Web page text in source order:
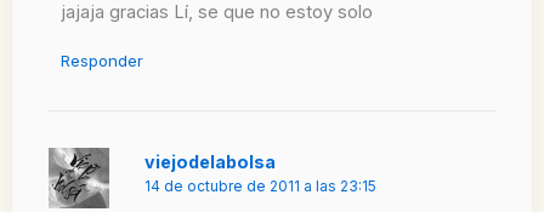
jajaja gracias Lí, se que no estoy solo
Responder
viejodelabolsa
14 de octubre de 2011 a las 23:15